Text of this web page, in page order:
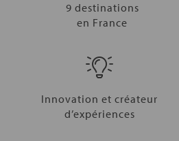
9 destinations
en France
Innovation et créateur
d’expériences